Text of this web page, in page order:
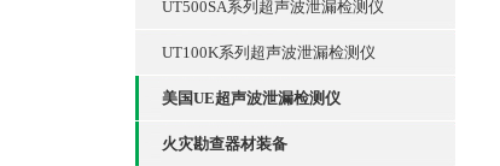
UT500SA系列超声波泄漏检测仪
UT100K系列超声波泄漏检测仪
美国UE超声波泄漏检测仪
火灾勘查器材装备